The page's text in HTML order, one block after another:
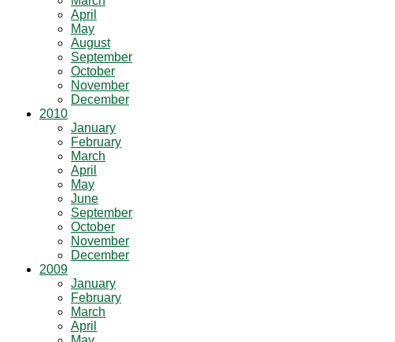
April
May
August
September
October
November
December
2010
January
February
March
April
May
June
September
October
November
December
2009
January
February
March
April